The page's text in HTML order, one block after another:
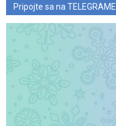
Pripojte sa na TELEGRAME